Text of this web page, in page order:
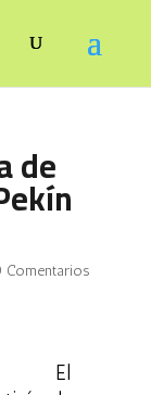
de
Comentarios
El